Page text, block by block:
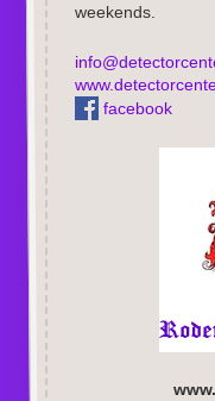
weekends.
facebook